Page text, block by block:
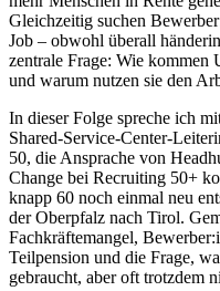
Gleichzeitig suchen
Job – obwohl überall
zentrale Frage: Wie kommen
und warum nutzen sie den
In dieser Folge spreche ich
Shared-Service-Center-
50, die Ansprache von
Change bei Recruiting 50+
knapp 60 noch einmal neu
der Oberpfalz nach Tirol.
Fachkräftemangel,
Teilpension und die Frage,
gebraucht, aber oft trotzdem